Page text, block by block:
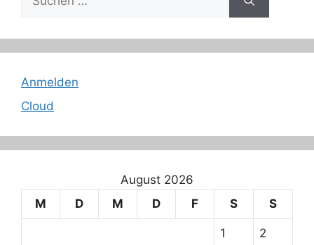
nach:
Anmelden
Cloud
August 2026
M
D M D F S S
1 2